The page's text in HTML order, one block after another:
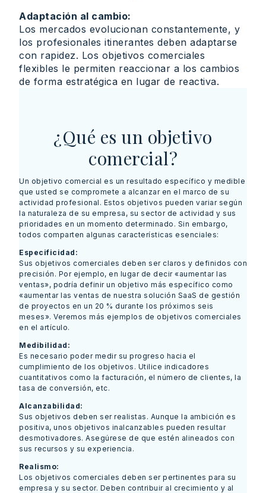
Adaptación al cambio:
Los mercados evolucionan constantemente, y
los profesionales itinerantes deben adaptarse
con rapidez. Los objetivos comerciales
flexibles le permiten reaccionar a los cambios
de forma estratégica en lugar de reactiva.
¿Qué es un objetivo
comercial?
Un objetivo comercial es un resultado específico y medible
que usted se compromete a alcanzar en el marco de su
actividad profesional. Estos objetivos pueden variar según
la naturaleza de su empresa, su sector de actividad y sus
prioridades en un momento determinado. Sin embargo,
todos comparten algunas características esenciales:
Especificidad:
Sus objetivos comerciales deben ser claros y definidos con
precisión. Por ejemplo, en lugar de decir «aumentar las
ventas», podría definir un objetivo más específico como
«aumentar las ventas de nuestra solución SaaS de gestión
de proyectos en un 20 % durante los próximos seis
meses». Veremos más ejemplos de objetivos comerciales
en el artículo.
Medibilidad:
Es necesario poder medir su progreso hacia el
cumplimiento de los objetivos. Utilice indicadores
cuantitativos como la facturación, el número de clientes, la
tasa de conversión, etc.
Alcanzabilidad:
Sus objetivos deben ser realistas. Aunque la ambición es
positiva, unos objetivos inalcanzables pueden resultar
desmotivadores. Asegúrese de que estén alineados con
sus recursos y su experiencia.
Realismo:
Los objetivos comerciales deben ser pertinentes para su
empresa y su sector. Deben contribuir al crecimiento y al